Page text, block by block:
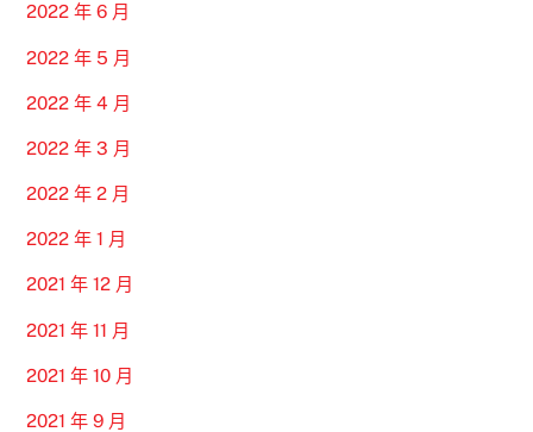
2022 年 6 月
2022 年 5 月
2022 年 4 月
2022 年 3 月
2022 年 2 月
2022 年 1 月
2021 年 12 月
2021 年 11 月
2021 年 10 月
2021 年 9 月